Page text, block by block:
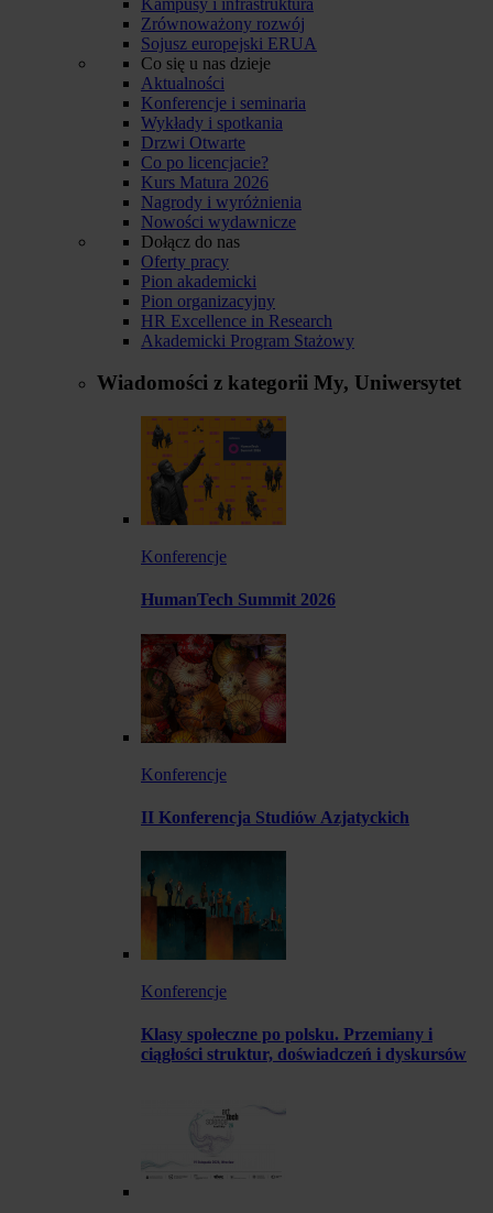
Zrównoważony rozwój
Sojusz europejski ERUA
Co się u nas dzieje
Aktualności
Konferencje i seminaria
Wykłady i spotkania
Drzwi Otwarte
Co po licencjacie?
Kurs Matura 2026
Nagrody i wyróżnienia
Nowości wydawnicze
Dołącz do nas
Oferty pracy
Pion akademicki
Pion organizacyjny
HR Excellence in Research
Akademicki Program Stażowy
Wiadomości z kategorii My, Uniwersytet
Konferencje
HumanTech Summit 2026
Konferencje
II Konferencja Studiów Azjatyckich
Konferencje
Klasy społeczne po polsku. Przemiany i
ciągłości struktur, doświadczeń i dyskursów